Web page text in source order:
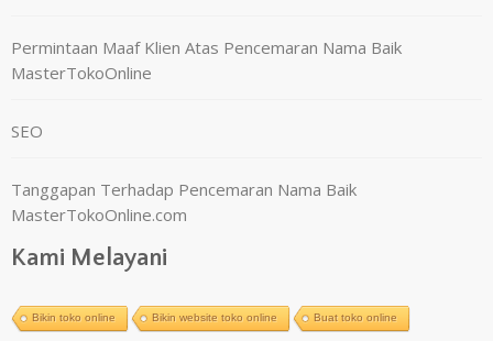
Permintaan Maaf Klien Atas Pencemaran Nama Baik
MasterTokoOnline
SEO
Tanggapan Terhadap Pencemaran Nama Baik
MasterTokoOnline.com
Kami Melayani
Bikin toko online Bikin website toko online Buat toko online